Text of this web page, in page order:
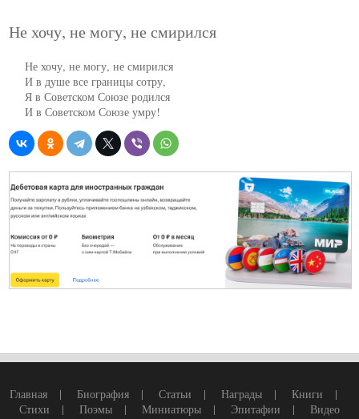
Не хочу, не могу, не смирился
     Не хочу, не могу, не смирился
     И в душе все границы сотру,
     Я в Советском Союзе родился
     И в Советском Союзе умру!
Главная | Биография | Статьи | Награды | Книги |
Стихи | Поэмы | Миниатюры | Эпитафии | Видео